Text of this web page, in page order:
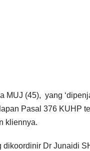
(45), yang
Pasal 376 KUHP
kliennya.
Dr Junaidi